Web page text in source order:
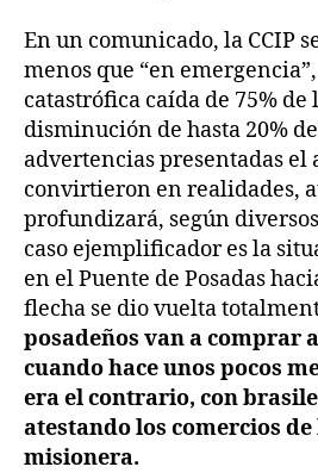
En un comunicado, la CCIP
menos que “en
catastrófica caída de 75% de
disminución de hasta 20%
advertencias presentadas el
convirtieron en realidades,
profundizará, según
caso ejemplificador es la
en el Puente de Posadas
flecha se dio vuelta
posadeños van a comprar
cuando hace unos pocos
era el contrario, con
atestando los comercios
misionera.